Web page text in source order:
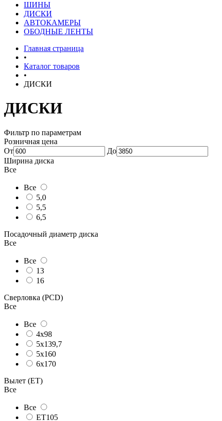
ШИНЫ
ДИСКИ
АВТОКАМЕРЫ
ОБОДНЫЕ ЛЕНТЫ
Главная страница
•
Каталог товаров
•
ДИСКИ
ДИСКИ
Фильтр по параметрам
Розничная цена
От
До
Ширина диска
Все
Все
5,0
5,5
6,5
Посадочный диаметр диска
Все
Все
13
16
Сверловка (PCD)
Все
Все
4x98
5x139,7
5x160
6x170
Вылет (ET)
Все
Все
ET105